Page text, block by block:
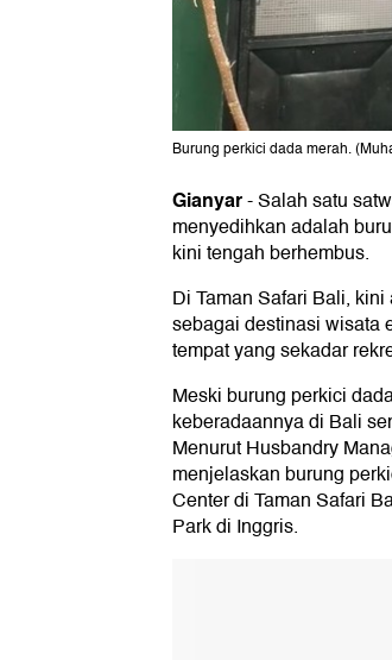
Burung perkici dada merah.
Gianyar-Salah satu
menyedihkan adalah
kini tengah berhembus.
Di Taman Safari Bali,
sebagai destinasi wisata
tempat yang sekadar
Meski burung perkici
keberadaannya di Bali
Menurut Husbandry
menjelaskan burung
Center di Taman Safari
Park di Inggris.